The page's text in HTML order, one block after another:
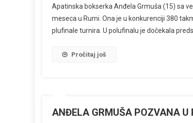
Apatinska bokserka Anđela Grmuša (15) sa
meseca u Rumi. Ona je u konkurenciji 380
plufinale turnira. U polufinalu je dočekala
Pročitaj još
ANĐELA GRMUŠA POZVANA U